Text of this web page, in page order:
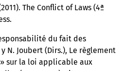
The Conflict of Laws (4ª
du fait des
N. Joubert (Dirs.), Le règlement
sur la loi applicable aux